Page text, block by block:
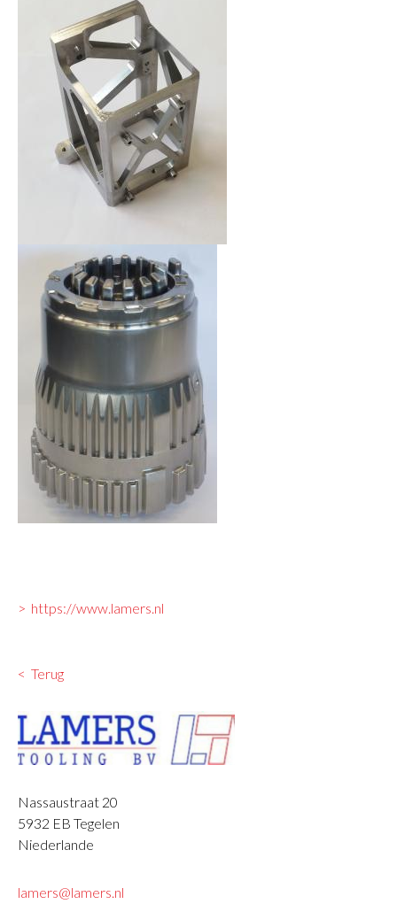
https://www.lamers.nl
Terug
Nassaustraat 20
5932 EB Tegelen
Niederlande
lamers@lamers.nl